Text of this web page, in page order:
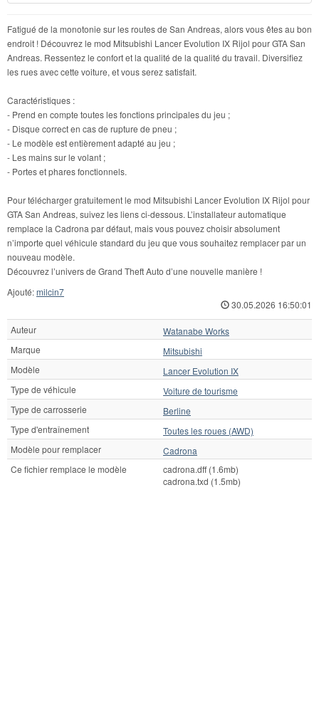
Fatigué de la monotonie sur les routes de San Andreas, alors vous êtes au bon
endroit ! Découvrez le mod Mitsubishi Lancer Evolution IX Rijol pour GTA San
Andreas. Ressentez le confort et la qualité de la qualité du travail. Diversifiez
les rues avec cette voiture, et vous serez satisfait.
Caractéristiques :
- Prend en compte toutes les fonctions principales du jeu ;
- Disque correct en cas de rupture de pneu ;
- Le modèle est entièrement adapté au jeu ;
- Les mains sur le volant ;
- Portes et phares fonctionnels.
Pour télécharger gratuitement le mod Mitsubishi Lancer Evolution IX Rijol pour
GTA San Andreas, suivez les liens ci-dessous. L’installateur automatique
remplace la Cadrona par défaut, mais vous pouvez choisir absolument
n’importe quel véhicule standard du jeu que vous souhaitez remplacer par un
nouveau modèle.
Découvrez l’univers de Grand Theft Auto d’une nouvelle manière !
Ajouté:milcin7
30.05.2026 16:50:01
Auteur
Watanabe Works
Marque
Mitsubishi
Modèle
Lancer Evolution IX
Type de véhicule
Voiture de tourisme
Type de carrosserie
Berline
Type d'entraînement
Toutes les roues (AWD)
Modèle pour remplacer
Cadrona
Ce fichier remplace le modèle
cadrona.dff (1.6mb)
cadrona.txd (1.5mb)